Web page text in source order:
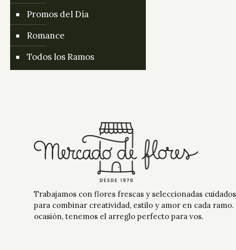
Promos del Día
Romance
Todos los Ramos
Trabajamos con flores frescas y seleccionadas
para combinar creatividad, estilo y amor en cada ramo.
ocasión, tenemos el arreglo perfecto para vos.